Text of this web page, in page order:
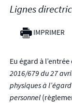
Lignes
IMPRIMER
Eu égard à
2016/679 du 27
physiques à
personnel